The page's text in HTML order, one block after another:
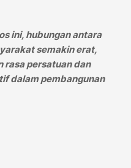
ini, hubungan antara
semakin erat,
rasa persatuan dan
dalam pembangunan